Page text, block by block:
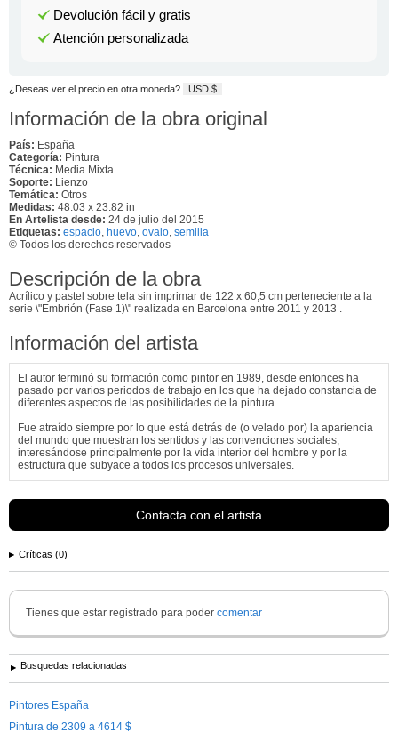
Devolución fácil y gratis
Atención personalizada
¿Deseas ver el precio en otra moneda? USD $
Información de la obra original
País: España
Categoría: Pintura
Técnica: Media Mixta
Soporte: Lienzo
Temática: Otros
Medidas: 48.03 x 23.82 in
En Artelista desde: 24 de julio del 2015
Etiquetas: espacio huevo ovalo semilla
© Todos los derechos reservados
Descripción de la obra
Acrílico y pastel sobre tela sin imprimar de 122 x 60,5 cm perteneciente a la
serie \"Embrión (Fase 1)\" realizada en Barcelona entre 2011 y 2013 .
Información del artista
El autor terminó su formación como pintor en 1989, desde entonces ha
pasado por varios periodos de trabajo en los que ha dejado constancia de
diferentes aspectos de las posibilidades de la pintura.
Fue atraído siempre por lo que está detrás de (o velado por) la apariencia
del mundo que muestran los sentidos y las convenciones sociales,
interesándose principalmente por la vida interior del hombre y por la
estructura que subyace a todos los procesos universales.
Contacta con el artista
Críticas (0)
Tienes que estar registrado para poder comentar
Busquedas relacionadas
Pintores España
Pintura de 2309 a 4614 $